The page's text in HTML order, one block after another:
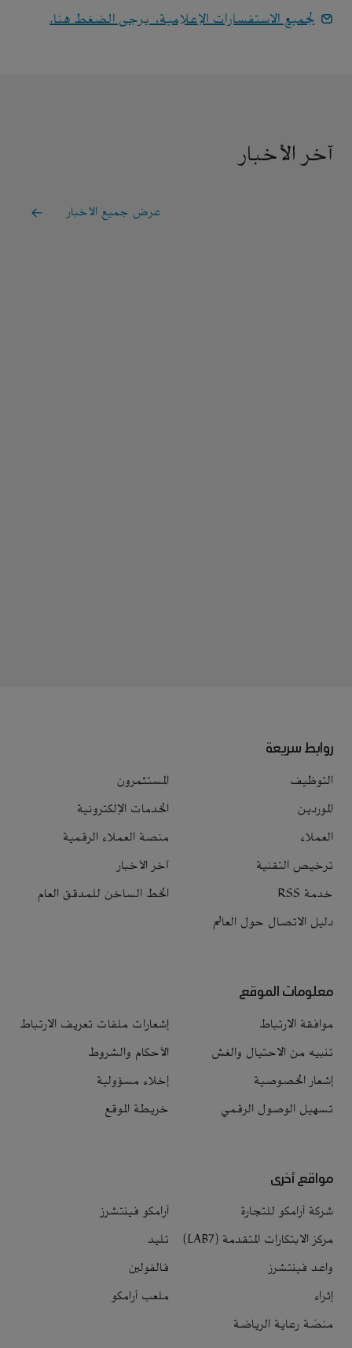
لجميع الاستفسارات الإعلامية، يرجى الضغط هنا.
آخر الأخبار
عرض جميع الأخبار
روابط سريعة
التوظيف
المستثمرون
الموردين
الخدمات الإلكترونية
العملاء
منصة العملاء الرقمية
ترخيص التقنية
آخر الأخبار
خدمة RSS
الخط الساخن للمدقق العام
دليل الاتصال حول العالم
معلومات الموقع
موافقة الارتباط
إشعارات ملفات تعريف الارتباط
تنبيه من الاحتيال والغش
الأحكام والشروط
إشعار الخصوصية
إخلاء مسؤولية
تسهيل الوصول الرقمي
خريطة الموقع
مواقع أخرى
شركة أرامكو للتجارة
أرامكو فينتشرز
مركز الابتكارات المتقدمة (LAB7)
تليد
واعد فينتشرز
فالفولين
إثراء
ملعب أرامكو
منصّة رعاية الرياضة